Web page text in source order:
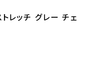
トレッチ グレー チェ